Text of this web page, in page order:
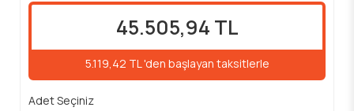
45.505,94 TL
5.119,42 TL 'den başlayan taksitlerle
Adet Seçiniz